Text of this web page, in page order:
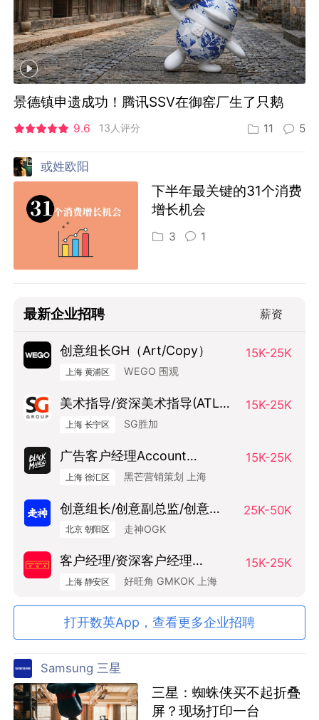
景德镇申遗成功！腾讯SSV在御窑厂生了只鹅
9.6 13人评分 11 5
或姓欧阳
下半年最关键的31个消费
增长机会
3 1
最新企业招聘 薪资
创意组长GH（Art/Copy） 15K-25K
上海 黄浦区 WEGO 围观
美术指导/资深美术指导(ATL方
向）
15K-25K
上海 长宁区 SG胜加
广告客户经理Account
Manager
15K-25K
上海 徐汇区 黑芒营销策划 上海
创意组长/创意副总监/创意总
监（Art Base）
25K-50K
北京 朝阳区 走神OGK
客户经理/资深客户经理
SAM/AM
15K-25K
上海 静安区 好旺角 GMKOK 上海
打开数英App，查看更多企业招聘
Samsung 三星
三星：蜘蛛侠买不起折叠
屏？现场打印一台